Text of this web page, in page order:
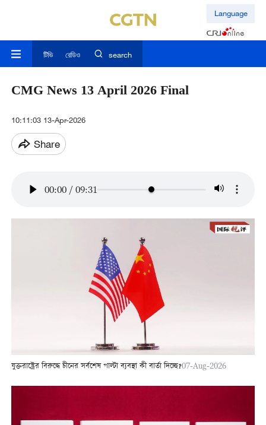
Language
টিভি রেডিও search
CMG News 13 April 2026 Final
10:11:03 13-Apr-2026
Share
00:00 / 09:31
যুক্তরাষ্ট্রের বিরুদ্ধে চীনের সর্বশেষ পাল্টা ব্যবস্থা কী বার্তা দিচ্ছে?07-Aug-2026